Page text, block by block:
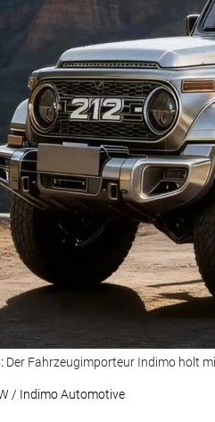
Der Fahrzeugimporteur Indimo holt
/ Indimo Automotive